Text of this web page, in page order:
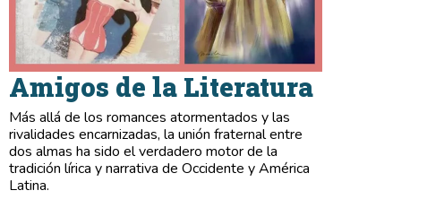
Amigos de la Literatura
Más allá de los romances atormentados y las
rivalidades encarnizadas, la unión fraternal entre
dos almas ha sido el verdadero motor de la
tradición lírica y narrativa de Occidente y América
Latina.